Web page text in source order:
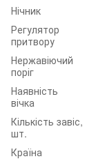
Нічник
Регулятор
притвору
Нержавіючий
поріг
Наявність
вічка
Кількість завіс,
шт.
Країна